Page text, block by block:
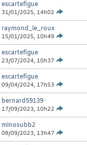
escartefigue
31/01/2025, 14h02
raymond_le_roux
15/01/2025, 10h49
escartefigue
23/07/2024, 10h37
escartefigue
09/04/2024, 17h53
bernard59139
17/09/2023, 10h22
minosubb2
08/09/2023, 13h47